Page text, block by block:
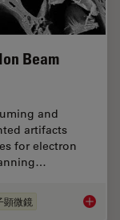
Beam
and
artifacts
for electron
顕微鏡